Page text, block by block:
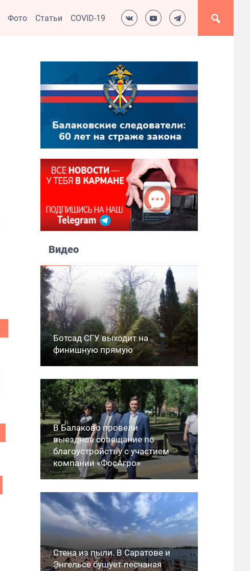
Фото Статьи COVID-19
Видео
Ботсад СГУ выходит на
финишную прямую
В Балаково провели
выездное совещание по
благоустройству с участием
компании «ФосАгро»
Стена из пыли. В Саратове и
Энгельсе бушует песчаная